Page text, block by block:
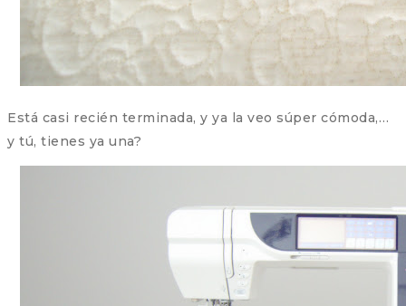
Está casi recién terminada, y ya la veo súper cómoda,…
y tú, tienes ya una?